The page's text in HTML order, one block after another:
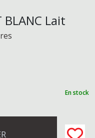
Lait
En stock